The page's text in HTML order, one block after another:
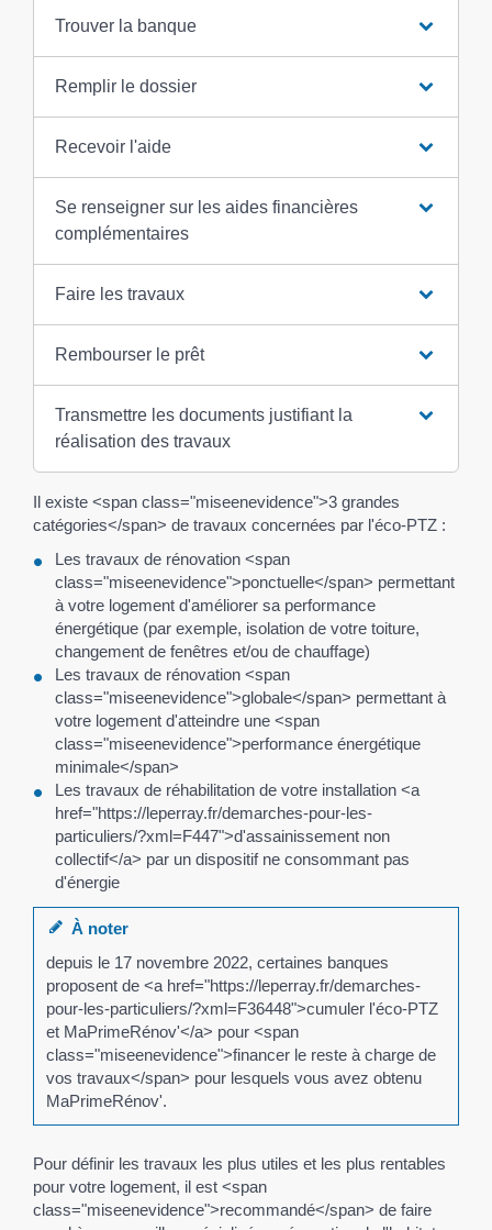
Trouver la banque
Remplir le dossier
Recevoir l'aide
Se renseigner sur les aides financières
complémentaires
Faire les travaux
Rembourser le prêt
Transmettre les documents justifiant la
réalisation des travaux
Il existe <span class="miseenevidence">3 grandes
catégories</span> de travaux concernées par l'éco-PTZ :
Les travaux de rénovation <span
class="miseenevidence">ponctuelle</span> permettant
à votre logement d'améliorer sa performance
énergétique (par exemple, isolation de votre toiture,
changement de fenêtres et/ou de chauffage)
Les travaux de rénovation <span
class="miseenevidence">globale</span> permettant à
votre logement d'atteindre une <span
class="miseenevidence">performance énergétique
minimale</span>
Les travaux de réhabilitation de votre installation <a
href="https://leperray.fr/demarches-pour-les-
particuliers/?xml=F447">d'assainissement non
collectif</a> par un dispositif ne consommant pas
d'énergie
À noter
depuis le 17 novembre 2022, certaines banques
proposent de <a href="https://leperray.fr/demarches-
pour-les-particuliers/?xml=F36448">cumuler l'éco-PTZ
et MaPrimeRénov'</a> pour <span
class="miseenevidence">financer le reste à charge de
vos travaux</span> pour lesquels vous avez obtenu
MaPrimeRénov'.
Pour définir les travaux les plus utiles et les plus rentables
pour votre logement, il est <span
class="miseenevidence">recommandé</span> de faire